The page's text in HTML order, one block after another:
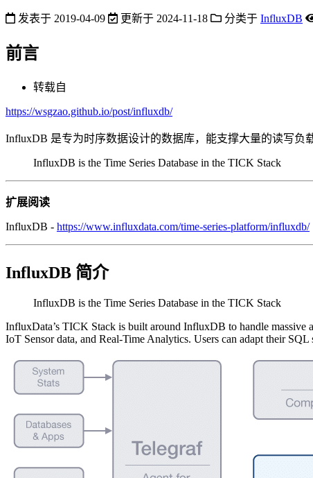
发表于 2019-04-09 更新于 2024-11-18 分类于 InfluxDB
前言
转载自
https://wsgzao.github.io/post/influxdb/
InfluxDB 是专为时序数据设计的数据库，能支撑大量的读写负
InfluxDB is the Time Series Database in the TICK Stack
扩展阅读
InfluxDB - https://www.influxdata.com/time-series-platform/influxdb/
InfluxDB 简介
InfluxDB is the Time Series Database in the TICK Stack
InfluxData’s TICK Stack is built around InfluxDB to handle massive
IoT Sensor data, and Real-Time Analytics. Users can adapt their